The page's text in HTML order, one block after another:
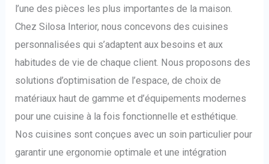
l’une des pièces les plus importantes de la maison.
Chez Silosa Interior, nous concevons des cuisines
personnalisées qui s’adaptent aux besoins et aux
habitudes de vie de chaque client. Nous proposons des
solutions d’optimisation de l’espace, de choix de
matériaux haut de gamme et d’équipements modernes
pour une cuisine à la fois fonctionnelle et esthétique.
Nos cuisines sont conçues avec un soin particulier pour
garantir une ergonomie optimale et une intégration